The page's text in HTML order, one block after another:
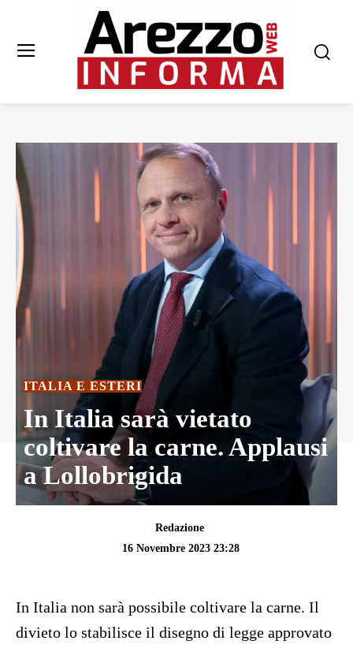
ITALIA E ESTERI
In Italia sarà vietato
coltivare la carne. Applausi
a Lollobrigida
Redazione
16 Novembre 2023 23:28
In Italia non sarà possibile coltivare la carne. Il
divieto lo stabilisce il disegno di legge approvato